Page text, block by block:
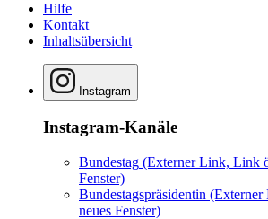
Hilfe
Kontakt
Inhaltsübersicht
Instagram
Instagram-Kanäle
Bundestag (Externer Link, Link
Fenster)
Bundestagspräsidentin
neues Fenster)